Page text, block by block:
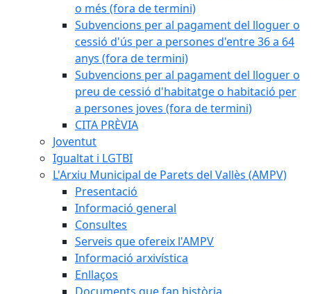
o més (fora de termini)
Subvencions per al pagament del lloguer o
cessió d'ús per a persones d'entre 36 a 64
anys (fora de termini)
Subvencions per al pagament del lloguer o
preu de cessió d'habitatge o habitació per
a persones joves (fora de termini)
CITA PRÈVIA
Joventut
Igualtat i LGTBI
L'Arxiu Municipal de Parets del Vallès (AMPV)
Presentació
Informació general
Consultes
Serveis que ofereix l'AMPV
Informació arxivística
Enllaços